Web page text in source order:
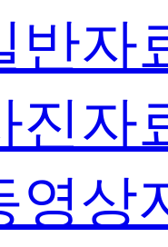
반자
진자
영상